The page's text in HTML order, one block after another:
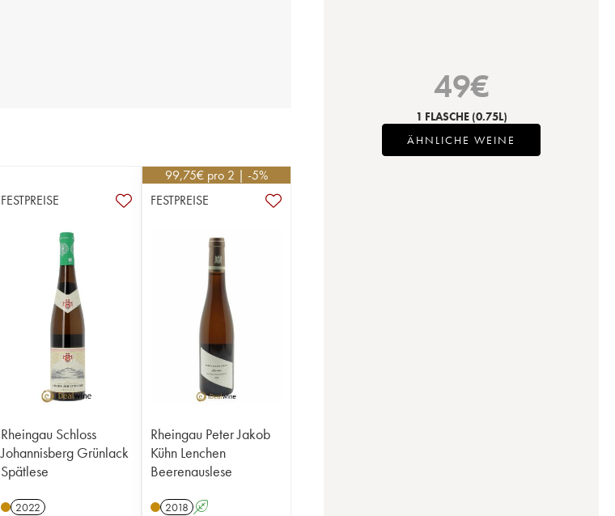
FESTPREISE
Rheingau Schloss
Johannisberg Grünlack
Spätlese
2022
99,75€ pro 2 | -5%
FESTPREISE
Rheingau Peter Jakob
Kühn Lenchen
Beerenauslese
2018 A
49€
1 FLASCHE (0.75L)
ÄHNLICHE WEINE